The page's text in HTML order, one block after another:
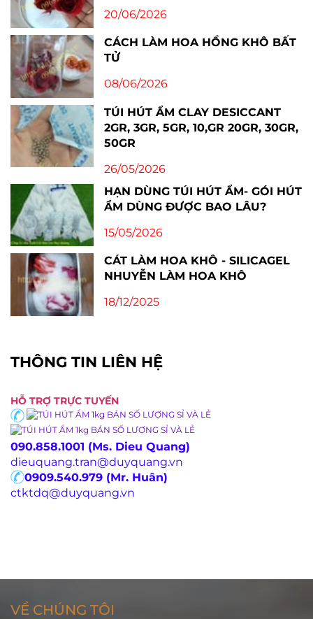
20/06/2026
CÁCH LÀM HOA HỒNG KHÔ BẤT
TỬ
08/06/2026
TÚI HÚT ẨM CLAY DESICCANT
2GR, 3GR, 5GR, 10,GR 20GR, 30GR,
50GR
26/05/2026
HẠN DÙNG TÚI HÚT ẨM- GÓI HÚT
ẨM DÙNG ĐƯỢC BAO LÂU?
15/05/2026
CÁT LÀM HOA KHÔ - SILICAGEL
NHUYỄN LÀM HOA KHÔ
18/12/2025
THÔNG TIN LIÊN HỆ
HỖ TRỢ TRỰC TUYẾN
090.858.1001 (Ms. Dieu Quang)
dieuquang.tran@duyquang.vn
0909.540.979 (Mr. Huân)
ctktdq@duyquang.vn
VỀ CHÚNG TÔI